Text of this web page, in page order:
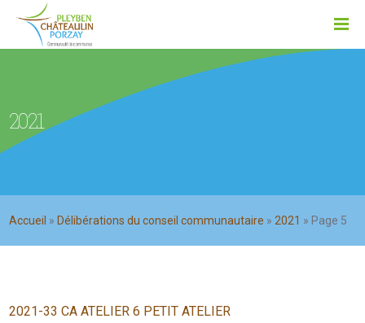
2021
Accueil » Délibérations du conseil communautaire »2021 » Page 5
2021-33 CA ATELIER 6 PETIT ATELIER